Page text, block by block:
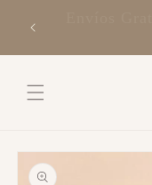
al contenido
directamente
a la